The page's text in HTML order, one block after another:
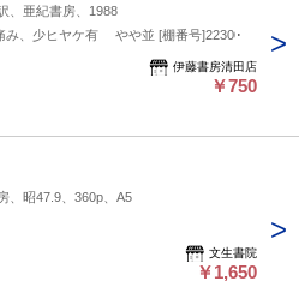
、亜紀書房、1988
、少ヒヤケ有 やや並 [棚番号]22300
伊藤書房清田店
￥750
、昭47.9、360p、A5
文生書院
￥1,650